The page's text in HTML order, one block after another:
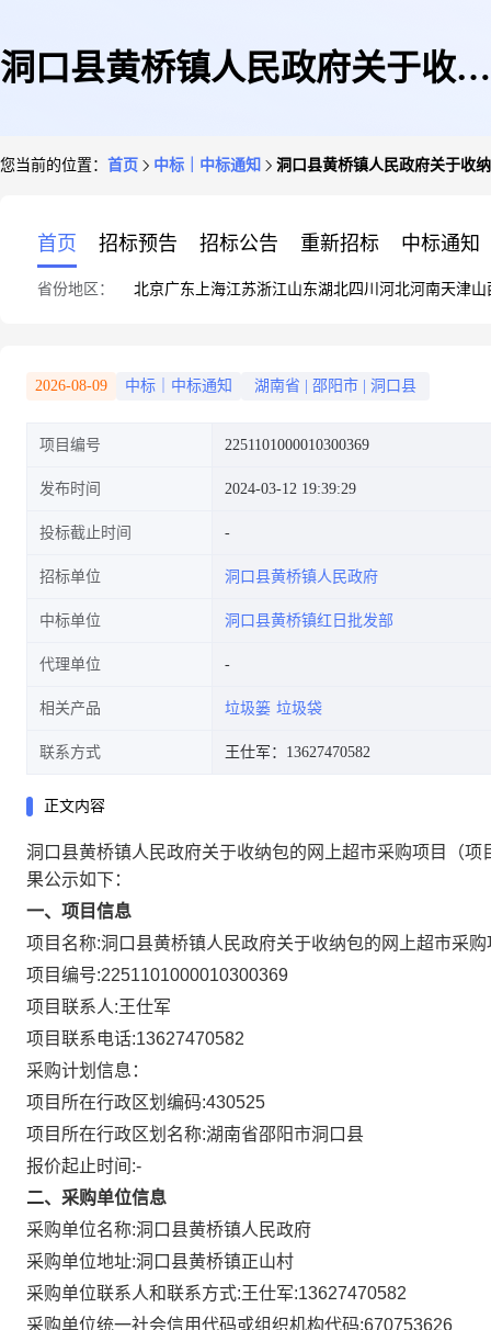
洞口县黄桥镇人民政府关于收纳
您当前的位置： 首页 中标｜中标通知 洞口县黄桥镇人民政府关于收
首页 招标预告 招标公告 重新招标 中标通知
省份地区： 北京广东 上海江苏浙江山东湖北四川 河北河南天津山
2026-08-09 中标｜中标通知 湖南省 邵阳市 洞口县
项目编号 2251101000010300369
发布时间 2024-03-12 19:39:29
投标截止时间
招标单位 洞口县黄桥镇人民政府
中标单位 洞口县黄桥镇红日批发部
代理单位
相关产品 垃圾篓 垃圾袋
联系方式 王仕军：13627470582
正文内容
洞口县黄桥镇人民政府关于收纳包的网上超市采购项目
（
果公示如下：
一、项目信息
项目名称:洞口县黄桥镇人民政府关于收纳包的网上超市采购
项目编号:2251101000010300369
项目联系人:王仕军
项目联系电话:13627470582
采购计划信息：
项目所在行政区划编码:430525
项目所在行政区划名称:湖南省邵阳市洞口县
报价起止时间:-
二、采购单位信息
采购单位名称:洞口县黄桥镇人民政府
采购单位地址:洞口县黄桥镇正山村
采购单位联系人和联系方式:王仕军:13627470582
采购单位统一社会信用代码或组织机构代码:670753626